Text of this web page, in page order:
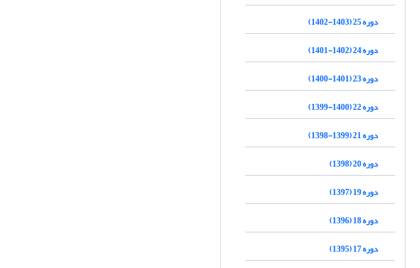
دوره 25 (1403-1402)
دوره 24 (1402-1401)
دوره 23 (1401-1400)
دوره 22 (1400-1399)
دوره 21 (1399-1398)
دوره 20 (1398)
دوره 19 (1397)
دوره 18 (1396)
دوره 17 (1395)